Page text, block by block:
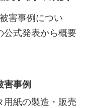
害事例につい
公式発表から概要
害事例
用紙の製造・販売